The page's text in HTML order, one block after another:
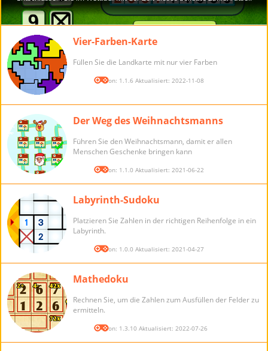
Vier-Farben-Karte
Füllen Sie die Landkarte mit nur vier Farben
Version: 1.1.6 Aktualisiert: 2022-11-08
Der Weg des Weihnachtsmanns
Führen Sie den Weihnachtsmann, damit er allen
Menschen Geschenke bringen kann
Version: 1.1.0 Aktualisiert: 2021-06-22
Labyrinth-Sudoku
Platzieren Sie Zahlen in der richtigen Reihenfolge in ein
Labyrinth.
Version: 1.0.0 Aktualisiert: 2021-04-27
Mathedoku
Rechnen Sie, um die Zahlen zum Ausfüllen der Felder zu
ermitteln.
Version: 1.3.10 Aktualisiert: 2022-07-26